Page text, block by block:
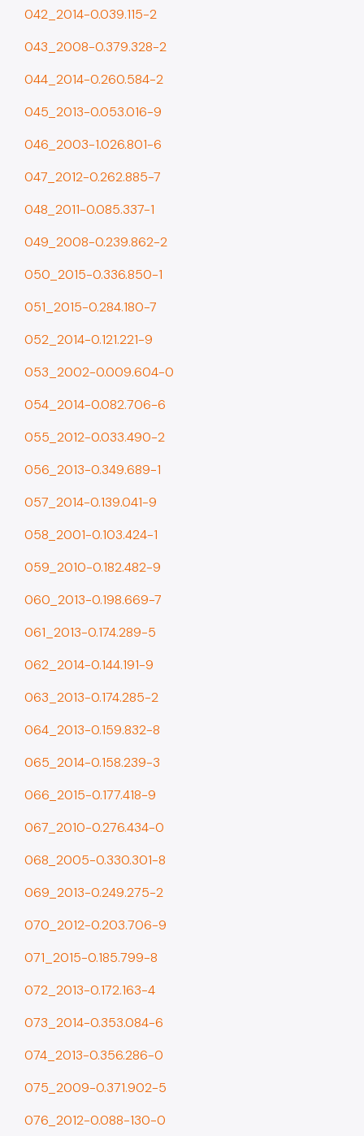
042_2014-0.039.115-2
043_2008-0.379.328-2
044_2014-0.260.584-2
045_2013-0.053.016-9
046_2003-1.026.801-6
047_2012-0.262.885-7
048_2011-0.085.337-1
049_2008-0.239.862-2
050_2015-0.336.850-1
051_2015-0.284.180-7
052_2014-0.121.221-9
053_2002-0.009.604-0
054_2014-0.082.706-6
055_2012-0.033.490-2
056_2013-0.349.689-1
057_2014-0.139.041-9
058_2001-0.103.424-1
059_2010-0.182.482-9
060_2013-0.198.669-7
061_2013-0.174.289-5
062_2014-0.144.191-9
063_2013-0.174.285-2
064_2013-0.159.832-8
065_2014-0.158.239-3
066_2015-0.177.418-9
067_2010-0.276.434-0
068_2005-0.330.301-8
069_2013-0.249.275-2
070_2012-0.203.706-9
071_2015-0.185.799-8
072_2013-0.172.163-4
073_2014-0.353.084-6
074_2013-0.356.286-0
075_2009-0.371.902-5
076_2012-0.088-130-0